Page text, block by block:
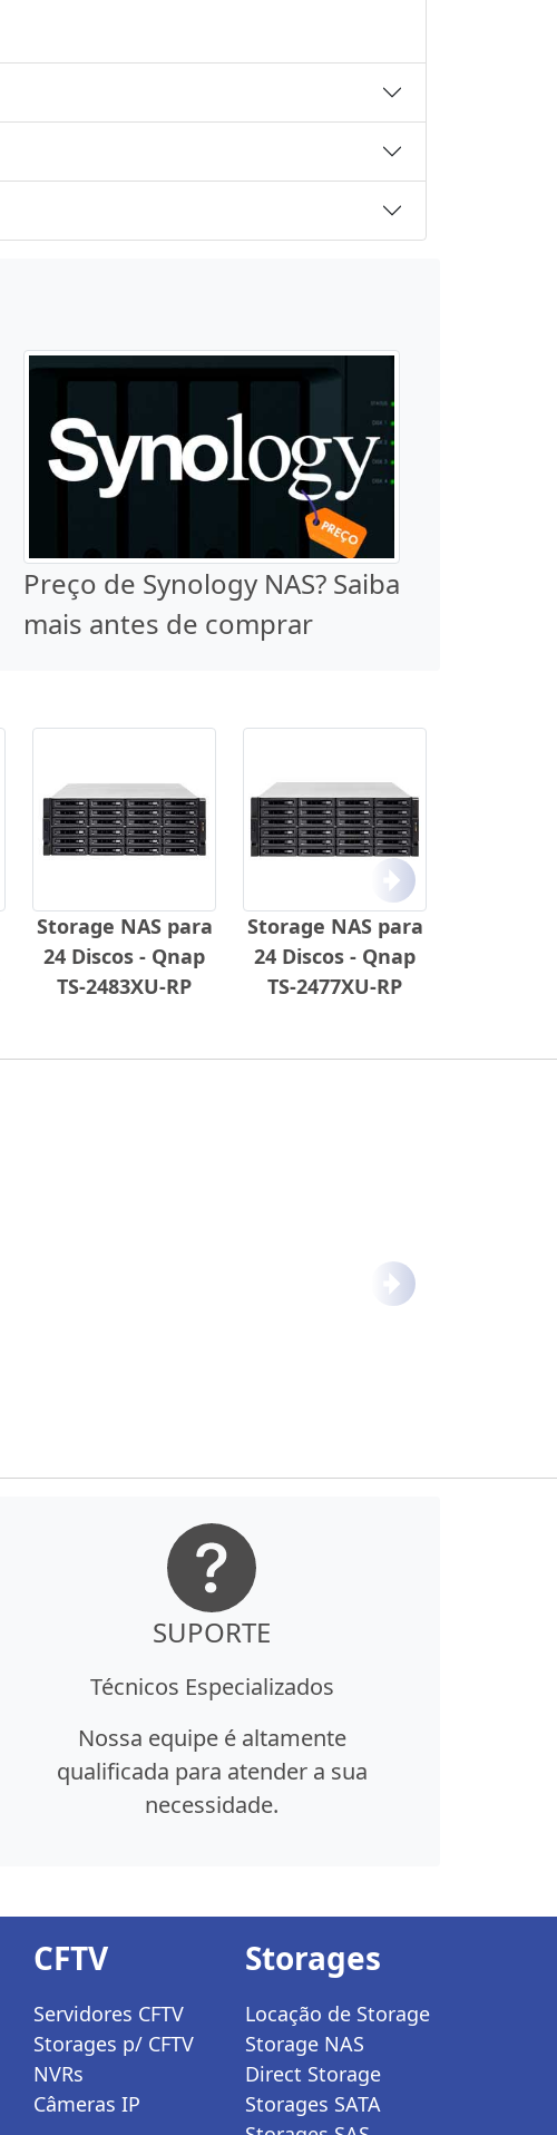
Preço de Synology NAS? Saiba
mais antes de comprar
Storage NAS para
24 Discos - Qnap
TS-2483XU-RP
Storage NAS para
24 Discos - Qnap
TS-2477XU-RP
Próximo
Próximo
SUPORTE
Técnicos Especializados
Nossa equipe é altamente
qualificada para atender a sua
necessidade.
CFTV
Servidores CFTV
Storages p/ CFTV
NVRs
Câmeras IP
Storages
Locação de Storage
Storage NAS
Direct Storage
Storages SATA